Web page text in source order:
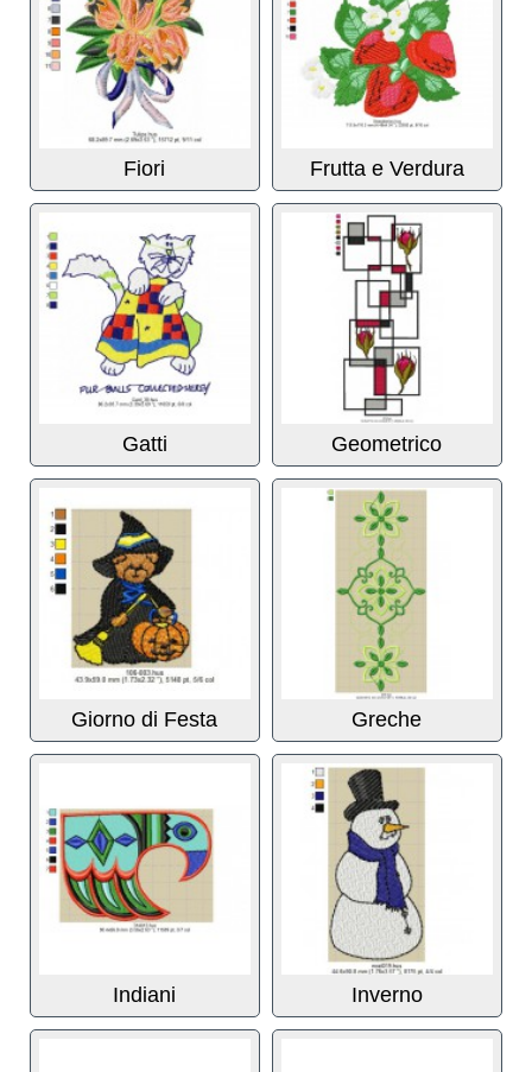
Fiori Frutta e Verdura
Gatti Geometrico
Giorno di Festa Greche
Indiani Inverno